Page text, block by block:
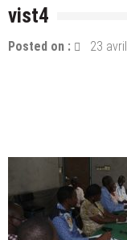
vist4
Posted on : 23